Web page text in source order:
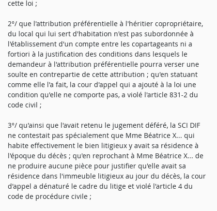
cette loi ;
2°/ que l'attribution préférentielle à l'héritier copropriétaire,
du local qui lui sert d'habitation n'est pas subordonnée à
l'établissement d'un compte entre les copartageants ni a
fortiori à la justification des conditions dans lesquels le
demandeur à l'attribution préférentielle pourra verser une
soulte en contrepartie de cette attribution ; qu'en statuant
comme elle l'a fait, la cour d'appel qui a ajouté à la loi une
condition qu'elle ne comporte pas, a violé l'article 831-2 du
code civil ;
3°/ qu'ainsi que l'avait retenu le jugement déféré, la SCI DIF
ne contestait pas spécialement que Mme Béatrice X... qui
habite effectivement le bien litigieux y avait sa résidence à
l'époque du décès ; qu'en reprochant à Mme Béatrice X... de
ne produire aucune pièce pour justifier qu'elle avait sa
résidence dans l'immeuble litigieux au jour du décès, la cour
d'appel a dénaturé le cadre du litige et violé l'article 4 du
code de procédure civile ;